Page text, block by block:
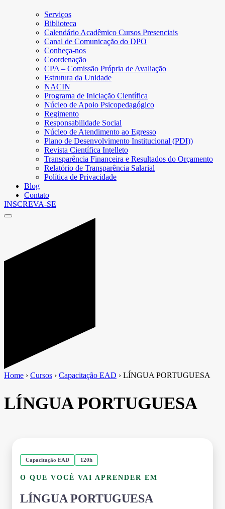
Serviços
Biblioteca
Calendário Acadêmico Cursos Presenciais
Canal de Comunicação do DPO
Conheça-nos
Coordenação
CPA – Comissão Própria de Avaliação
Estrutura da Unidade
NACIN
Programa de Iniciação Científica
Núcleo de Apoio Psicopedagógico
Regimento
Responsabilidade Social
Núcleo de Atendimento ao Egresso
Plano de Desenvolvimento Institucional (PDI))
Revista Científica Intelleto
Transparência Financeira e Resultados do Orçamento
Relatório de Transparência Salarial
Política de Privacidade
Blog
Contato
INSCREVA-SE
Home › Cursos › Capacitação EAD › LÍNGUA PORTUGUESA
LÍNGUA PORTUGUESA
Capacitação EAD 120h
O QUE VOCÊ VAI APRENDER EM
LÍNGUA PORTUGUESA